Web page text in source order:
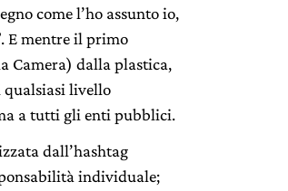
come l’ho assunto io,
E mentre il primo
Camera) dalla plastica,
qualsiasi livello
a tutti gli enti pubblici.
dall’hashtag
individuale;